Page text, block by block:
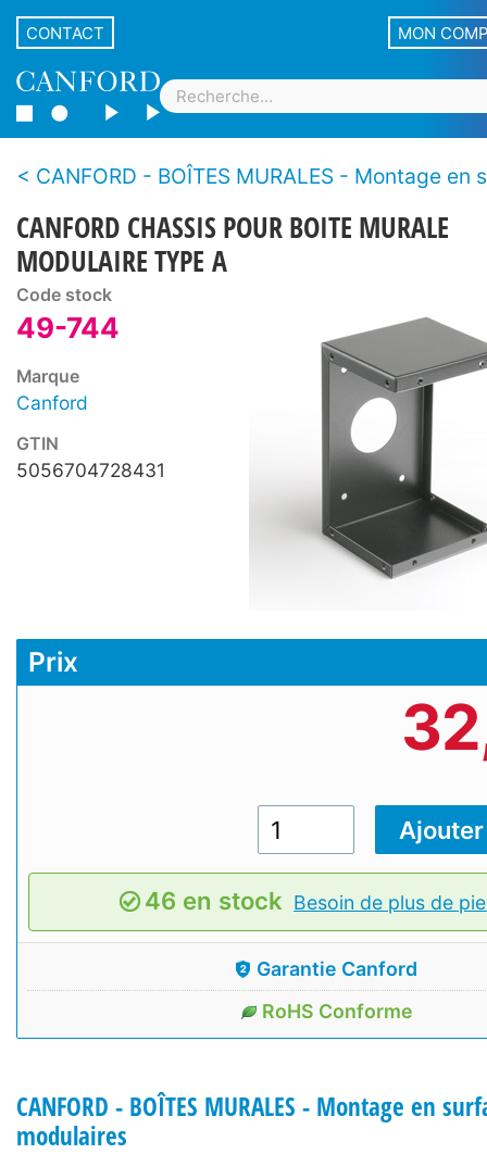
CONTACT MON
CANFORD - BOÎTES MURALES - Montage en surface,
CANFORD CHASSIS POUR BOITE MURALE
MODULAIRE TYPE A
Code stock
49-744
Marque
Canford
GTIN
5056704728431
Prix
46 en stock Besoin de plus de
Garantie Canford
RoHS Conforme
CANFORD - BOÎTES MURALES - Montage en
modulaires